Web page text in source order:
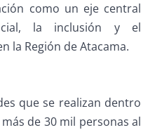
como un eje central
la inclusión y el
la Región de Atacama.
que se realizan dentro
de 30 mil personas al